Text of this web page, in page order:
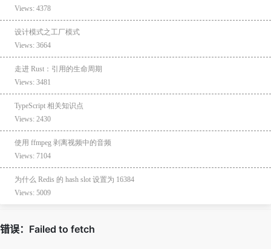
Views: 4378
设计模式之工厂模式
Views: 3664
走进 Rust：引用的生命周期
Views: 3481
TypeScript 相关知识点
Views: 2430
使用 ffmpeg 剥离视频中的音频
Views: 7104
为什么 Redis 的 hash slot 设置为 16384
Views: 5009